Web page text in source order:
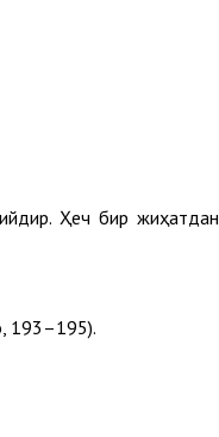
Ҳеч бир жиҳатдан
193–195).